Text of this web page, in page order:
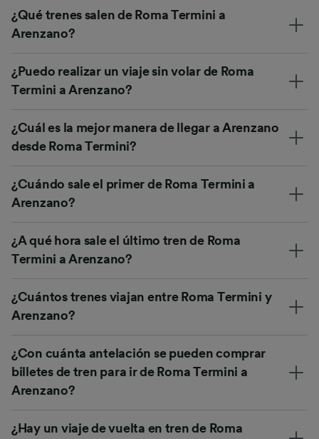
¿Qué trenes salen de Roma Termini a
Arenzano?
¿Puedo realizar un viaje sin volar de Roma
Termini a Arenzano?
¿Cuál es la mejor manera de llegar a Arenzano
desde Roma Termini?
¿Cuándo sale el primer de Roma Termini a
Arenzano?
¿A qué hora sale el último tren de Roma
Termini a Arenzano?
¿Cuántos trenes viajan entre Roma Termini y
Arenzano?
¿Con cuánta antelación se pueden comprar
billetes de tren para ir de Roma Termini a
Arenzano?
¿Hay un viaje de vuelta en tren de Roma